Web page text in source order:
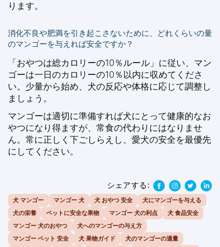
ります。
消化不良や肥満を引き起こさないために、どれくらいの量
のマンゴーを与えれば安全ですか？
「おやつは総カロリーの10％ルール」に従い、マン
ゴーは一日のカロリーの10％以内に収めてくださ
い。少量から始め、犬の反応や体格に応じて調整し
ましょう。
マンゴーは適切に準備すれば犬にとって健康的なお
やつになり得ますが、常食の代わりにはなりませ
ん。常に正しく下ごしらえし、愛犬の安全を最優先
にしてください。
シェアする:
犬 マンゴー マンゴー 犬 犬 おやつ 安全
犬にマンゴーを与える
犬の栄養
ペットに安全な果物 マンゴー 犬の利点
犬 食品安全
マンゴー 犬のおやつ
犬へのマンゴーの与え方
マンゴー ペット 安全
犬 果物ガイド
犬のマンゴーの適量